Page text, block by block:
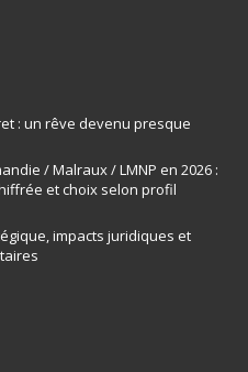
: un rêve devenu presque
/ Malraux / LMNP en 2026 :
et choix selon profil
impacts juridiques et